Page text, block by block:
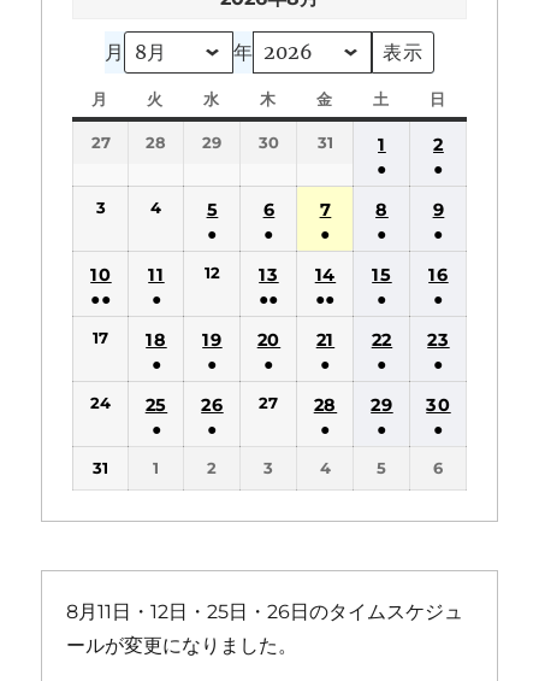
月 年
月
曜
日
火
曜
日
水
曜
日
木
曜
日
金
曜
土
曜
日
曜
27 28 29 30 31
1
●
(1
件
の
イ
ベ
ン
ト)
2
●
(1
件
の
イ
ベ
ン
ト)
3 4
5
●
(1
の
イ
ベ
ン
ト)
6
●
(1
件
の
イ
ベ
ン
7
●
(1
件
の
イ
ベ
ン
ト)
8
●
(1
件
の
イ
ベ
ン
ト)
9
●
(1
件
の
イ
ベ
ン
ト)
10
●●
(2
の
イ
ン
ト)
11
●
(1
件
の
イ
ベ
ン
ト)
12
13
●●
(2
件
の
イ
ン
ト)
14
●●
(2
件
の
イ
ベ
ン
ト)
15
●
(1
件
の
イ
ベ
ン
ト)
16
●
(1
件
の
イ
ベ
ン
ト)
17
18
●
(1
件
イ
ン
19
●
(1
件
イ
ン
20
●
(1
イ
ン
21
●
(1
件
イ
ン
22
●
(1
件
イ
ン
23
●
(1
件
イ
ン
24
25
●
ト)
26
●
ト)
27
28
●
ト)
29
●
ト)
30
●
ト)
31 1 2 3 4 5 6
8月11日・12日・25日・26日のタイムスケジュ
ールが変更になりました。